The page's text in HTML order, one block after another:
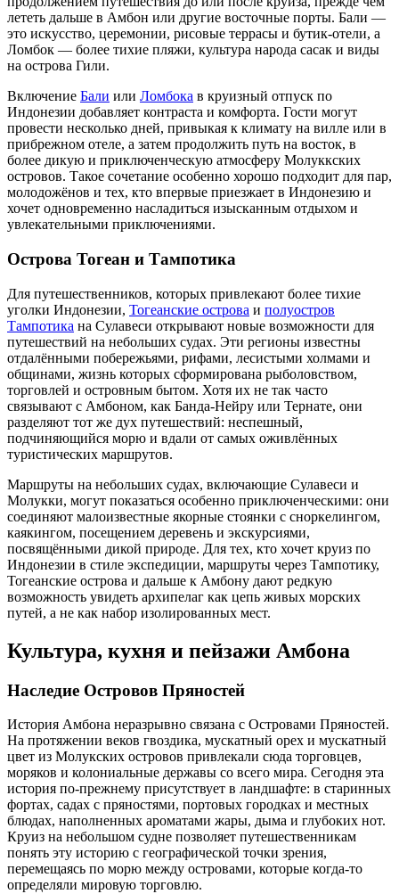
лететь дальше в Амбон или другие восточные порты. Бали —
это искусство, церемонии, рисовые террасы и бутик-отели, а
Ломбок — более тихие пляжи, культура народа сасак и виды
на острова Гили.
Включение Бали или Ломбока в круизный отпуск по
Индонезии добавляет контраста и комфорта. Гости могут
провести несколько дней, привыкая к климату на вилле или в
прибрежном отеле, а затем продолжить путь на восток, в
более дикую и приключенческую атмосферу Молуккских
островов. Такое сочетание особенно хорошо подходит для пар,
молодожёнов и тех, кто впервые приезжает в Индонезию и
хочет одновременно насладиться изысканным отдыхом и
увлекательными приключениями.
Острова Тогеан и Тампотика
Для путешественников, которых привлекают более тихие
уголки Индонезии, Тогеанские острова и полуостров
Тампотика на Сулавеси открывают новые возможности для
путешествий на небольших судах. Эти регионы известны
отдалёнными побережьями, рифами, лесистыми холмами и
общинами, жизнь которых сформирована рыболовством,
торговлей и островным бытом. Хотя их не так часто
связывают с Амбоном, как Банда-Нейру или Тернате, они
разделяют тот же дух путешествий: неспешный,
подчиняющийся морю и вдали от самых оживлённых
туристических маршрутов.
Маршруты на небольших судах, включающие Сулавеси и
Молукки, могут показаться особенно приключенческими: они
соединяют малоизвестные якорные стоянки с сноркелингом,
каякингом, посещением деревень и экскурсиями,
посвящёнными дикой природе. Для тех, кто хочет круиз по
Индонезии в стиле экспедиции, маршруты через Тампотику,
Тогеанские острова и дальше к Амбону дают редкую
возможность увидеть архипелаг как цепь живых морских
путей, а не как набор изолированных мест.
Культура, кухня и пейзажи Амбона
Наследие Островов Пряностей
История Амбона неразрывно связана с Островами Пряностей.
На протяжении веков гвоздика, мускатный орех и мускатный
цвет из Молукских островов привлекали сюда торговцев,
моряков и колониальные державы со всего мира. Сегодня эта
история по-прежнему присутствует в ландшафте: в старинных
фортах, садах с пряностями, портовых городках и местных
блюдах, наполненных ароматами жары, дыма и глубоких нот.
Круиз на небольшом судне позволяет путешественникам
понять эту историю с географической точки зрения,
перемещаясь по морю между островами, которые когда-то
определяли мировую торговлю.